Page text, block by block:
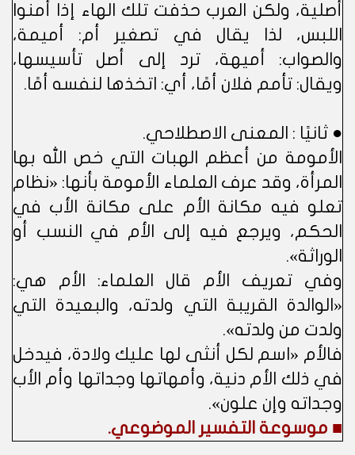
أصلية، ولكن العرب حذفت تلك الهاء إذا أمنوا
اللبس، لذا يقال في تصغير أم: أميمة،
والصواب: أميهة، ترد إلى أصل تأسيسها،
ويقال: تأمم فلان أمًا، أي: اتخذها لنفسه أمًا.
● ثانيًا : المعنى الاصطلاحي.
الأمومة من أعظم الهبات التي خص الله بها
المرأة، وقد عرف العلماء الأمومة بأنها: «نظام
تعلو فيه مكانة الأم على مكانة الأب في
الحكم، ويرجع فيه إلى الأم في النسب أو
الوراثة».
وفي تعريف الأم قال العلماء: الأم هي:
«الوالدة القريبة التي ولدته، والبعيدة التي
ولدت من ولدته».
فالأم «اسم لكل أنثى لها عليك ولادة، فيدخل
في ذلك الأم دنية، وأمهاتها وجداتها وأم الأب
وجداته وإن علون».
■ موسوعة التفسير الموضوعي.